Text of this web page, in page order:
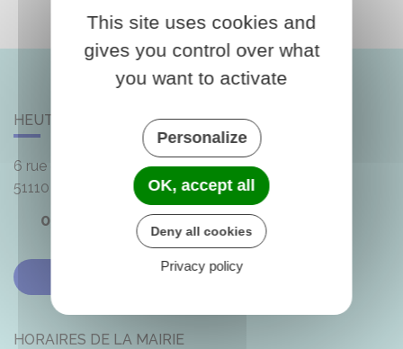
HEUTRÉGIVILLE
6 rue de la Mairie
51110
Heutrégiville
03 26 48 77 06
Contactez-nous
HORAIRES DE LA MAIRIE
This site uses cookies and
gives you control over what
you want to activate
Personalize
OK, accept all
Deny all cookies
Privacy policy